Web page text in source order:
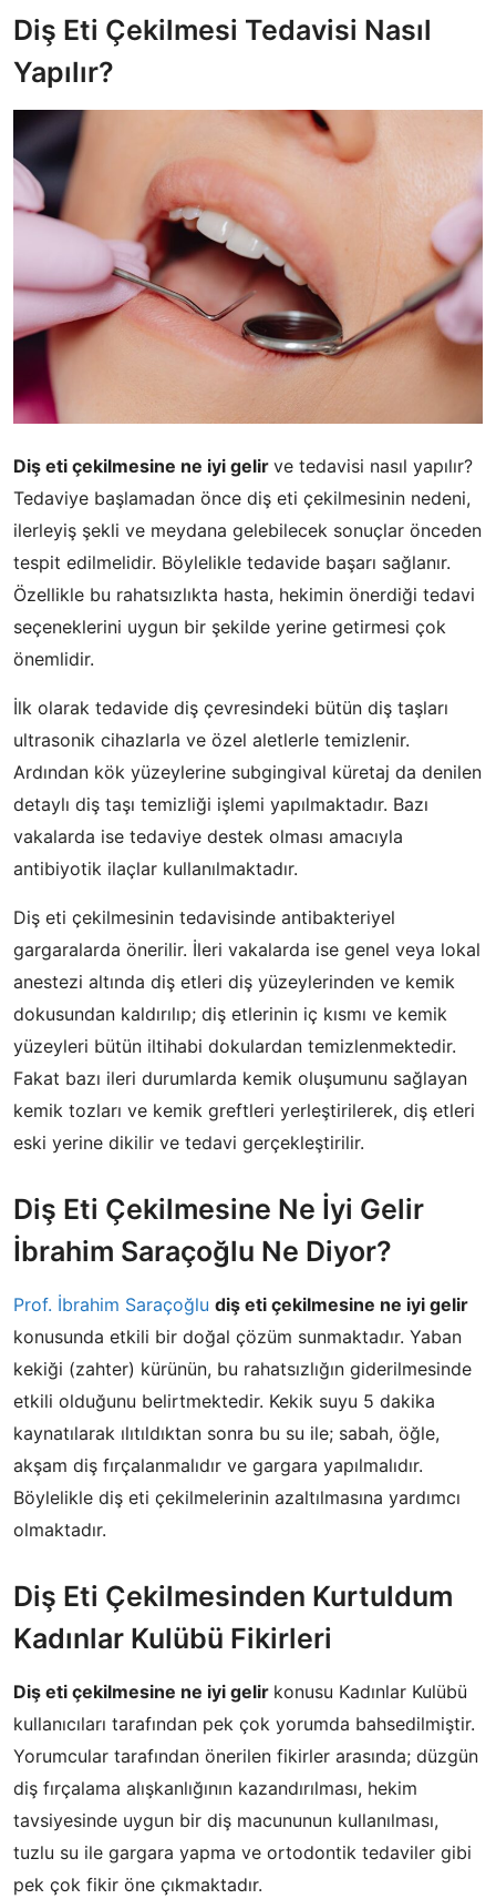
Diş Eti Çekilmesi Tedavisi Nasıl
Yapılır?
Diş eti çekilmesine ne iyi gelir ve tedavisi nasıl yapılır?
Tedaviye başlamadan önce diş eti çekilmesinin nedeni,
ilerleyiş şekli ve meydana gelebilecek sonuçlar önceden
tespit edilmelidir. Böylelikle tedavide başarı sağlanır.
Özellikle bu rahatsızlıkta hasta, hekimin önerdiği tedavi
seçeneklerini uygun bir şekilde yerine getirmesi çok
önemlidir.
İlk olarak tedavide diş çevresindeki bütün diş taşları
ultrasonik cihazlarla ve özel aletlerle temizlenir.
Ardından kök yüzeylerine subgingival küretaj da denilen
detaylı diş taşı temizliği işlemi yapılmaktadır. Bazı
vakalarda ise tedaviye destek olması amacıyla
antibiyotik ilaçlar kullanılmaktadır.
Diş eti çekilmesinin tedavisinde antibakteriyel
gargaralarda önerilir. İleri vakalarda ise genel veya lokal
anestezi altında diş etleri diş yüzeylerinden ve kemik
dokusundan kaldırılıp; diş etlerinin iç kısmı ve kemik
yüzeyleri bütün iltihabi dokulardan temizlenmektedir.
Fakat bazı ileri durumlarda kemik oluşumunu sağlayan
kemik tozları ve kemik greftleri yerleştirilerek, diş etleri
eski yerine dikilir ve tedavi gerçekleştirilir.
Diş Eti Çekilmesine Ne İyi Gelir
İbrahim Saraçoğlu Ne Diyor?
Prof. İbrahim Saraçoğlu diş eti çekilmesine ne iyi gelir
konusunda etkili bir doğal çözüm sunmaktadır. Yaban
kekiği (zahter) kürünün, bu rahatsızlığın giderilmesinde
etkili olduğunu belirtmektedir. Kekik suyu 5 dakika
kaynatılarak ılıtıldıktan sonra bu su ile; sabah, öğle,
akşam diş fırçalanmalıdır ve gargara yapılmalıdır.
Böylelikle diş eti çekilmelerinin azaltılmasına yardımcı
olmaktadır.
Diş Eti Çekilmesinden Kurtuldum
Kadınlar Kulübü Fikirleri
Diş eti çekilmesine ne iyi gelir konusu Kadınlar Kulübü
kullanıcıları tarafından pek çok yorumda bahsedilmiştir.
Yorumcular tarafından önerilen fikirler arasında; düzgün
diş fırçalama alışkanlığının kazandırılması, hekim
tavsiyesinde uygun bir diş macununun kullanılması,
tuzlu su ile gargara yapma ve ortodontik tedaviler gibi
pek çok fikir öne çıkmaktadır.